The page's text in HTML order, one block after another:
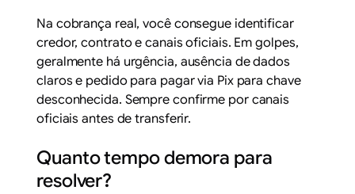
Na cobrança real, você consegue identificar
credor, contrato e canais oficiais. Em golpes,
geralmente há urgência, ausência de dados
claros e pedido para pagar via Pix para chave
desconhecida. Sempre confirme por canais
oficiais antes de transferir.
Quanto tempo demora para
resolver?